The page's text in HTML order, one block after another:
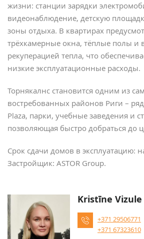
жизни: станции зарядки
видеонаблюдение, детскую
зоны отдыха. В квартирах
трёхкамерные окна, тёплые полы и
рекуперацией тепла, что
низкие эксплуатационные расходы.
Торнякалнс становится одним из
востребованных районов Риги –
Plaza, парки, учебные заведения и
позволяющая быстро добраться до
Срок сдачи домов в эксплуатацию:
Застройщик: ASTOR Group.
Kristīne Vizule
+371 29506771
+371 67323610